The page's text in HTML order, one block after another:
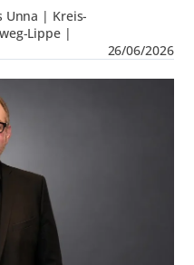
Unna | Kreis­
Lippe |
26/06/2026